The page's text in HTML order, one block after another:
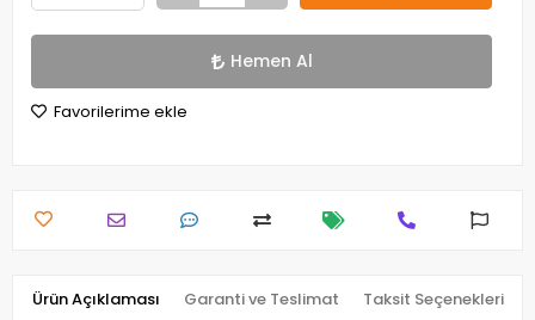
Hemen Al
Favorilerime ekle
Ürün Açıklaması Garanti ve Teslimat Taksit Seçenekleri